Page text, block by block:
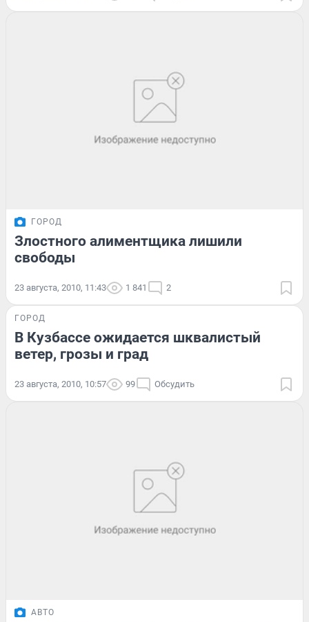
ГОРОД
Злостного алиментщика лишили
свободы
23 августа, 2010, 11:43 1 841 2
ГОРОД
В Кузбассе ожидается шквалистый
ветер, грозы и град
23 августа, 2010, 10:57 99 Обсудить
АВТО